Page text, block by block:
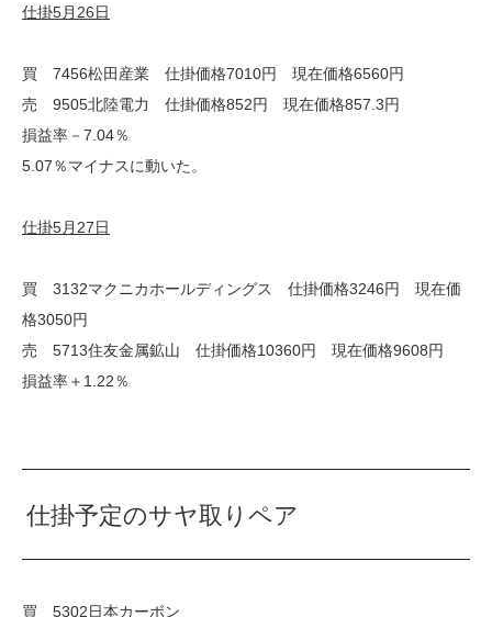
仕掛5月26日
買 7456松田産業 仕掛価格7010円 現在価格6560円
売 9505北陸電力 仕掛価格852円 現在価格857.3円
損益率－7.04％
5.07％マイナスに動いた。
仕掛5月27日
買 3132マクニカホールディングス 仕掛価格3246円 現在価
格3050円
売 5713住友金属鉱山 仕掛価格10360円 現在価格9608円
損益率＋1.22％
仕掛予定のサヤ取りペア
買 5302日本カーボン